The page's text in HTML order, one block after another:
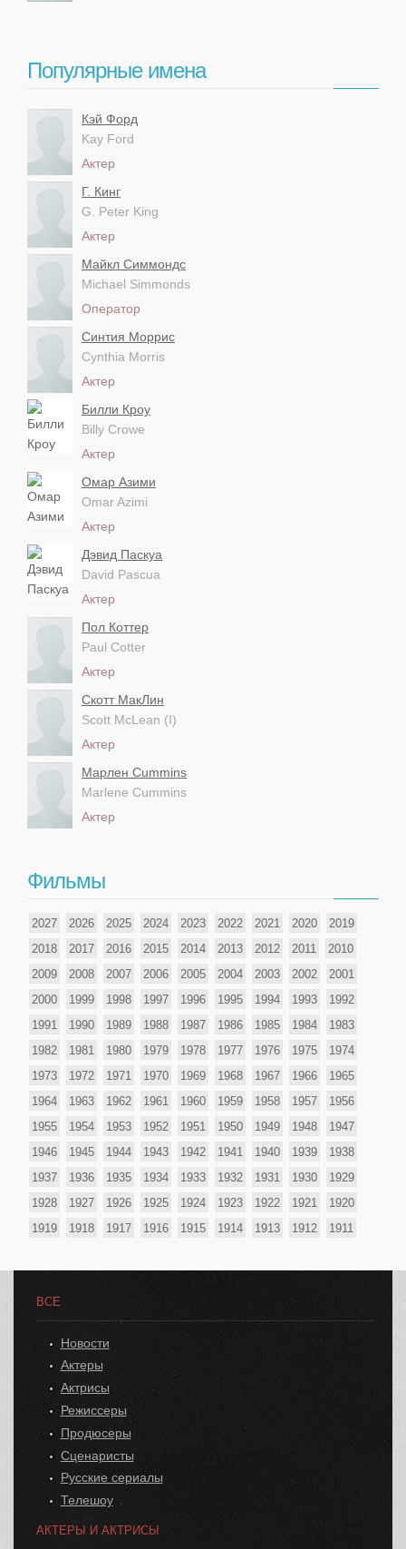
Популярные имена
Кэй Форд
Kay Ford
Актер
Г. Кинг
G. Peter King
Актер
Майкл Симмондс
Michael Simmonds
Оператор
Синтия Моррис
Cynthia Morris
Актер
Билли Кроу
Billy Crowe
Актер
Омар Азими
Omar Azimi
Актер
Дэвид Паскуа
David Pascua
Актер
Пол Коттер
Paul Cotter
Актер
Скотт МакЛин
Scott McLean (I)
Актер
Марлен Cummins
Marlene Cummins
Актер
Фильмы
2027 2026 2025 2024 2023 2022 2021 2020
2019
2018
2017 2016 2015 2014 2013 2012 2011
2010
2009
2008 2007 2006 2005 2004 2003 2002
2001
2000
1999 1998 1997 1996 1995 1994 1993
1992
1991
1990 1989 1988 1987 1986 1985 1984
1983
1982
1981 1980 1979 1978 1977 1976 1975
1974
1973
1972 1971 1970 1969 1968 1967 1966
1965
1964
1963 1962 1961 1960 1959 1958 1957
1956
1955
1954 1953 1952 1951 1950 1949 1948
1947
1946
1945 1944 1943 1942 1941 1940 1939
1938
1937
1936 1935 1934 1933 1932 1931 1930
1929
1928
1927 1926 1925 1924 1923 1922 1921
1920
1919
1918 1917 1916 1915 1914 1913 1912 1911
ВСЕ
Новости
Актеры
Актрисы
Режиссеры
Продюсеры
Сценаристы
Русские сериалы
Телешоу
АКТЕРЫ И АКТРИСЫ